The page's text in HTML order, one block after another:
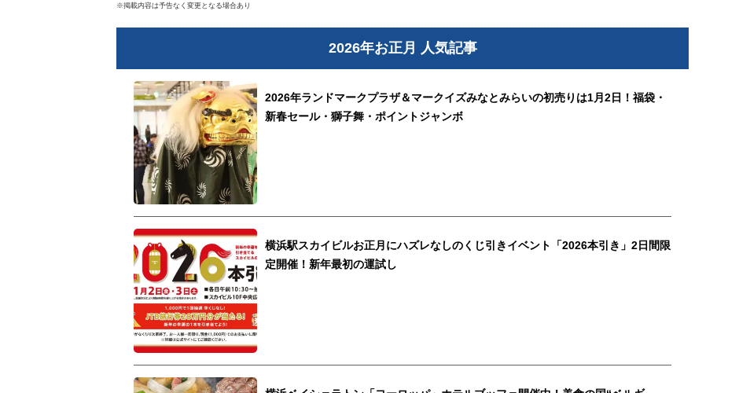
※掲載内容は予告なく変更となる場合あり
2026年お正月 人気記事
2026年ランドマークプラザ＆マークイズみなとみらいの初売りは1月2日！福袋・
新春セール・獅子舞・ポイントジャンボ
横浜駅スカイビルお正月にハズレなしのくじ引きイベント「2026本引き」2日間限
定開催！新年最初の運試し